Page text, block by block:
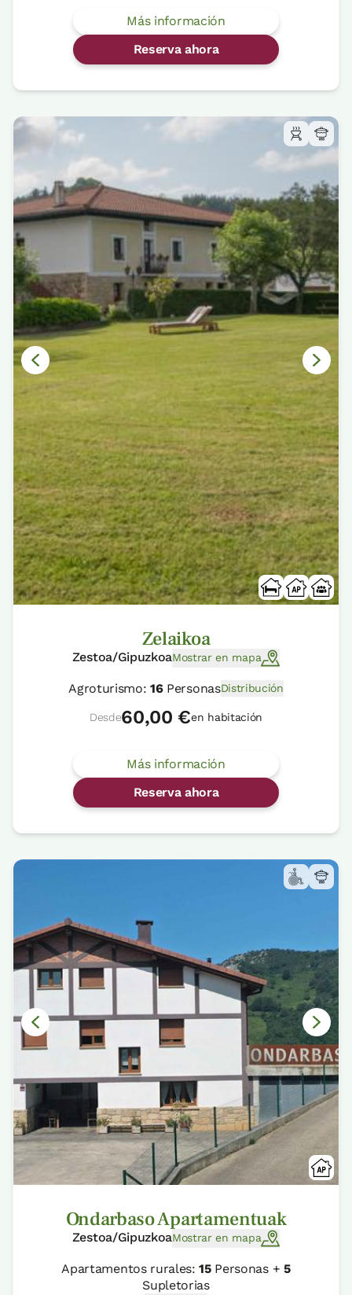
Más información
Reserva ahora
Zelaikoa
Zestoa/GipuzkoaMostrar en mapa
Agroturismo:16PersonasDistribución
Desde60,00 €en habitación
Más información
Reserva ahora
Ondarbaso Apartamentuak
Zestoa/GipuzkoaMostrar en mapa
Apartamentos rurales:15Personas + 5
Supletorias